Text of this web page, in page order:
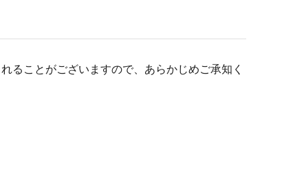
ることがございますので、あらかじめご承知く